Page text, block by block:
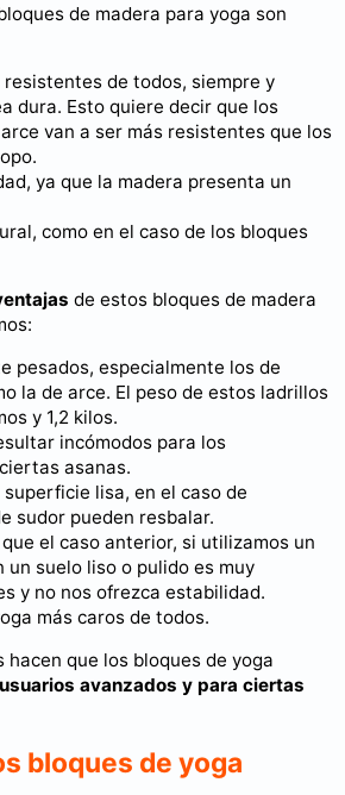
de madera para yoga son
resistentes de todos, siempre y
dura. Esto quiere decir que los
van a ser más resistentes que los
ya que la madera presenta un
como en el caso de los bloques
de estos bloques de madera
pesados, especialmente los de
la de arce. El peso de estos ladrillos
y 1,2 kilos.
incómodos para los
asanas.
lisa, en el caso de
sudor pueden resbalar.
el caso anterior, si utilizamos un
un suelo liso o pulido es muy
y no nos ofrezca estabilidad.
más caros de todos.
que los bloques de yoga
usuarios avanzados y para ciertas
bloques de yoga